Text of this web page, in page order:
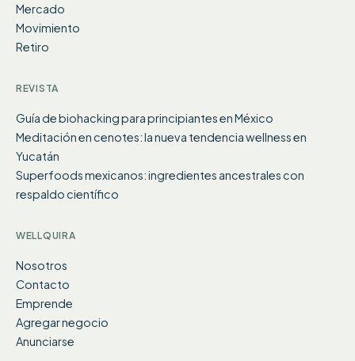
Mercado
Movimiento
Retiro
REVISTA
Guía de biohacking para principiantes en México
Meditación en cenotes: la nueva tendencia wellness en
Yucatán
Superfoods mexicanos: ingredientes ancestrales con
respaldo científico
WELLQUIRA
Nosotros
Contacto
Emprende
Agregar negocio
Anunciarse